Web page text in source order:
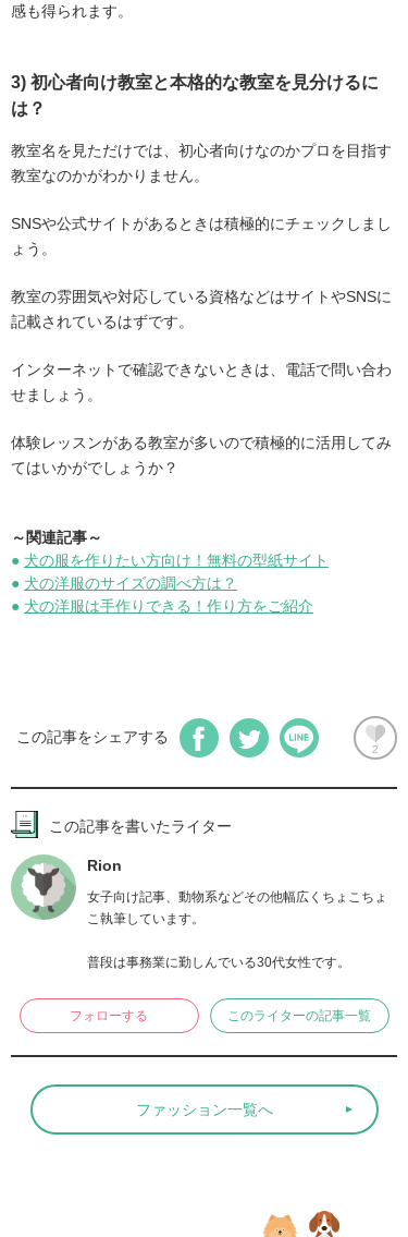
感も得られます。
3) 初心者向け教室と本格的な教室を見分けるに
は？
教室名を見ただけでは、初心者向けなのかプロを目指す
教室なのかがわかりません。
SNSや公式サイトがあるときは積極的にチェックしまし
ょう。
教室の雰囲気や対応している資格などはサイトやSNSに
記載されているはずです。
インターネットで確認できないときは、電話で問い合わ
せましょう。
体験レッスンがある教室が多いので積極的に活用してみ
てはいかがでしょうか？
～関連記事～
● 犬の服を作りたい方向け！無料の型紙サイト
● 犬の洋服のサイズの調べ方は？
● 犬の洋服は手作りできる！作り方をご紹介
この記事をシェアする
2
この記事を書いたライター
Rion
女子向け記事、動物系などその他幅広くちょこちょ
こ執筆しています。
普段は事務業に勤しんでいる30代女性です。
フォローする このライターの記事一覧
ファッション一覧へ